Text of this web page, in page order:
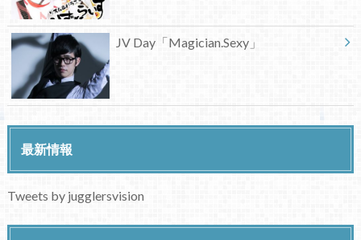
JV Day「Magician.Sexy」
最新情報
Tweets by jugglersvision